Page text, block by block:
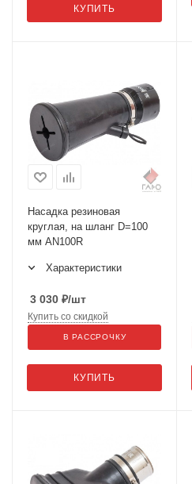
КУПИТЬ
Насадка резиновая
круглая, на шланг D=100
мм AN100R
Характеристики
3 030 ₽/шт
КУПИТЬ
Купить со скидкой
В РАССРОЧКУ